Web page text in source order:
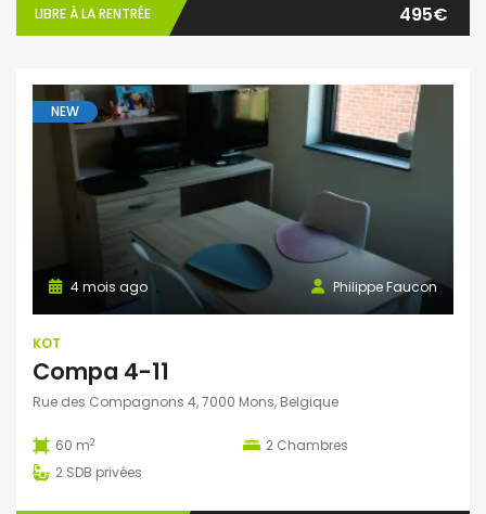
LIBRE À LA RENTRÉE 495€
NEW
Philippe Faucon
4 mois ago
KOT
Compa 4-11
Rue des Compagnons 4, 7000 Mons, Belgique
60 m2 2 Chambres
2 SDB privées